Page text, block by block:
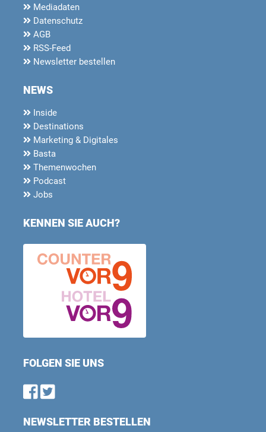
Mediadaten
Datenschutz
AGB
RSS-Feed
Newsletter bestellen
NEWS
Inside
Destinations
Marketing & Digitales
Basta
Themenwochen
Podcast
Jobs
KENNEN SIE AUCH?
FOLGEN SIE UNS
Find us on Facebook
Follow us on Twitter
NEWSLETTER BESTELLEN